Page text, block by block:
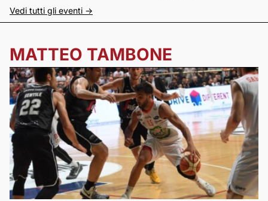
Vedi tutti gli eventi ->
MATTEO TAMBONE